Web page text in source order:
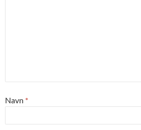
Navn *